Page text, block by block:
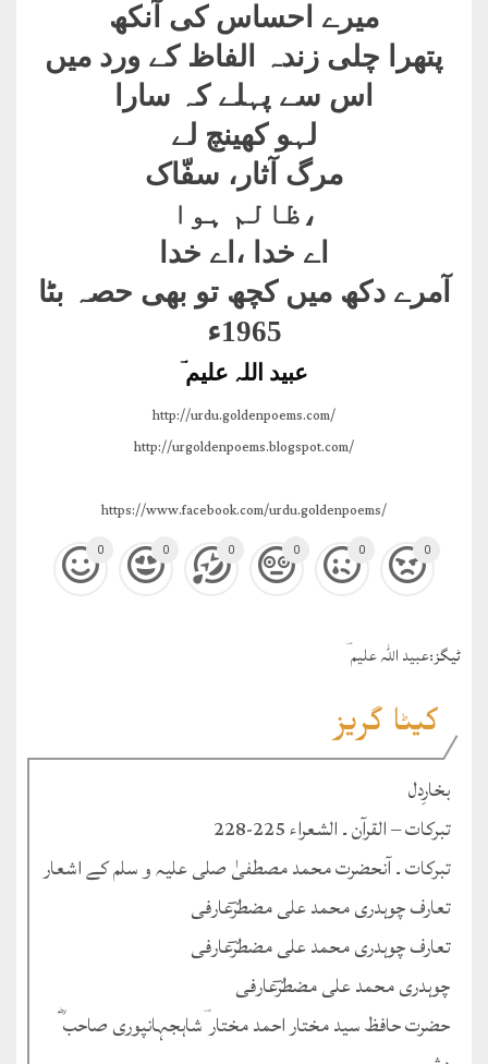
میرے احساس کی آنکھ
پتھرا چلی زندہ الفاظ کے ورد میں
اس سے پہلے کہ سارا
لہو کھینچ لے
مرگ آثار، سفّاک
،ظالم ہوا
اے خدا ،اے خدا
آمرے دکھ میں کچھ تو بھی حصہ بٹا
1965ء
عبید اللہ علیم ؔ
http://urdu.goldenpoems.com/
http://urgoldenpoems.blogspot.com/
https://www.facebook.com/urdu.goldenpoems/
0 0 0 0 0 0
ٹيگز:عبید اللہ علیم ؔ
کیٹا گریز
بخارِدل
تبرکات – القرآن ۔ الشعراء 225-228
تبرکات ۔ آنحضرت محمد مصطفیٰ صلی علیہ و سلم کے اشعار
تعارف چوہدری محمد علی مضطرؔعارفی
تعارف چوہدری محمد علی مضطرؔعارفی
چوہدری محمد علی مضطرؔعارفی
حضرت حافظ سید مختار احمد مختار ؔشاہجہانپوری صاحب ؓ